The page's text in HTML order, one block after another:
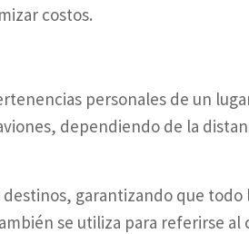
costos.
personales de un
dependiendo de la
garantizando que todo
se utiliza para referirse al